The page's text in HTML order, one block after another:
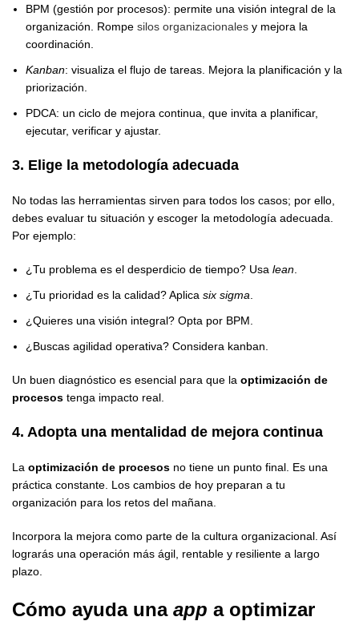
BPM (gestión por procesos): permite una visión integral de la
organización. Rompe silos organizacionales y mejora la
coordinación.
Kanban: visualiza el flujo de tareas. Mejora la planificación y la
priorización.
PDCA: un ciclo de mejora continua, que invita a planificar,
ejecutar, verificar y ajustar.
3. Elige la metodología adecuada
No todas las herramientas sirven para todos los casos; por ello,
debes evaluar tu situación y escoger la metodología adecuada.
Por ejemplo:
¿Tu problema es el desperdicio de tiempo? Usa lean
¿Tu prioridad es la calidad? Aplica six sigma
¿Quieres una visión integral? Opta por BPM.
¿Buscas agilidad operativa? Considera kanban.
Un buen diagnóstico es esencial para que la optimización de
procesos tenga impacto real.
4. Adopta una mentalidad de mejora continua
La optimización de procesos no tiene un punto final. Es una
práctica constante. Los cambios de hoy preparan a tu
organización para los retos del mañana.
Incorpora la mejora como parte de la cultura organizacional. Así
lograrás una operación más ágil, rentable y resiliente a largo
plazo.
Cómo ayuda una app a optimizar